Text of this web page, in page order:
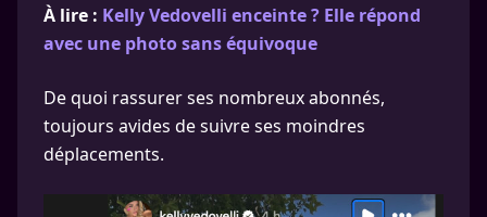
À lire : Kelly Vedovelli enceinte ? Elle répond
avec une photo sans équivoque
De quoi rassurer ses nombreux abonnés,
toujours avides de suivre ses moindres
déplacements.